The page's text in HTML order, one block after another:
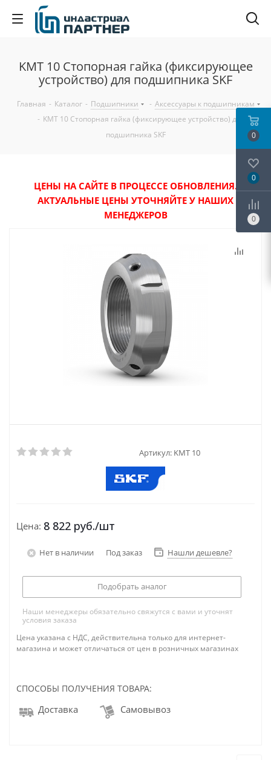
KMT 10 Стопорная гайка (фиксирующее
устройство) для подшипника SKF
Главная - Каталог - Подшипники - Аксессуары к подшипникам
- KMT 10 Стопорная гайка (фиксирующее устройство) для
подшипника SKF
ЦЕНЫ НА САЙТЕ В ПРОЦЕССЕ ОБНОВЛЕНИЯ.
АКТУАЛЬНЫЕ ЦЕНЫ УТОЧНЯЙТЕ У НАШИХ
МЕНЕДЖЕРОВ
Артикул: KMT 10
Цена: 8 822 руб./шт
Нет в наличии Под заказ Нашли дешевле?
Подобрать аналог
Наши менеджеры обязательно свяжутся с вами и уточнят
условия заказа
Цена указана с НДС, действительна только для интернет-
магазина и может отличаться от цен в розничных магазинах
СПОСОБЫ ПОЛУЧЕНИЯ ТОВАРА:
Доставка Самовывоз
0
0
0